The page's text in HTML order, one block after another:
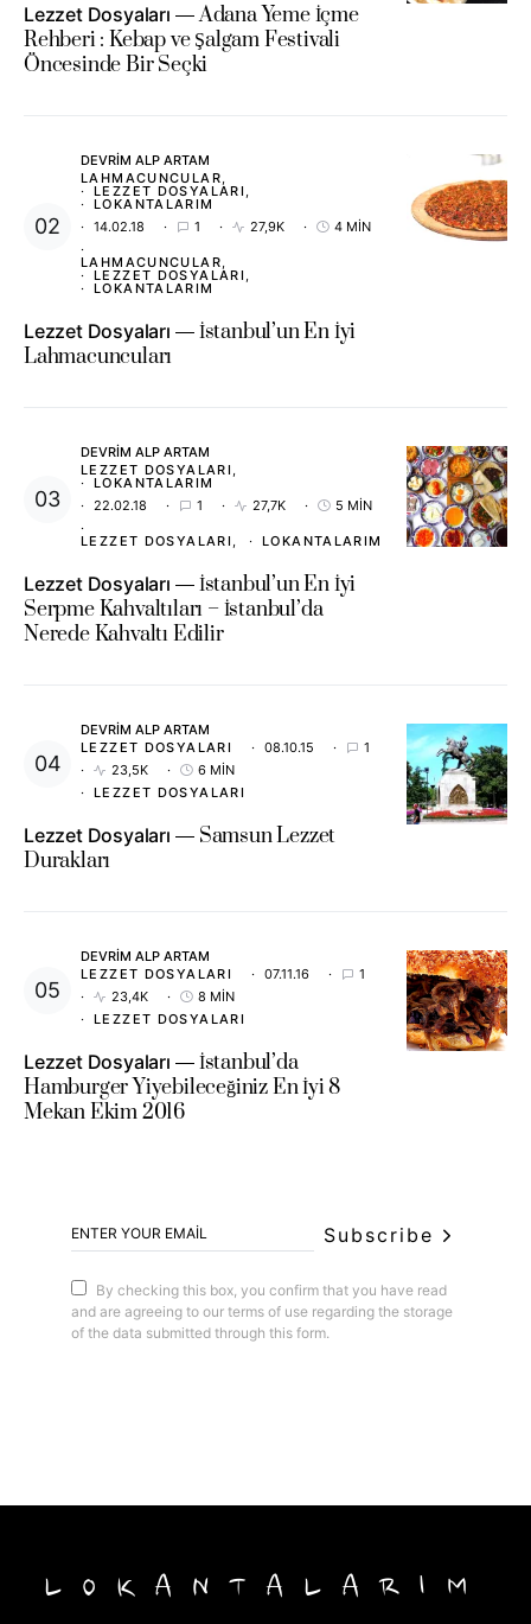
Lezzet Dosyaları
Adana Yeme İçme
Rehberi : Kebap ve Şalgam Festivali
Öncesinde Bir Seçki
DEVRIM ALP ARTAM
LAHMACUNCULAR
LEZZET DOSYALARI
LOKANTALARIM
14.02.18
1 27,9K 4 MIN
LAHMACUNCULAR
LEZZET DOSYALARI
LOKANTALARIM
Lezzet Dosyaları
İstanbul’un En İyi
Lahmacuncuları
DEVRIM ALP ARTAM
LEZZET DOSYALARI
LOKANTALARIM
22.02.18
1 27,7K 5 MIN
LEZZET DOSYALARI LOKANTALARIM
Lezzet Dosyaları
İstanbul’un En İyi
Serpme Kahvaltıları – İstanbul’da
Nerede Kahvaltı Edilir
DEVRIM ALP ARTAM
LEZZET DOSYALARI
08.10.15
1
23,5K
6 MIN
LEZZET DOSYALARI
Lezzet Dosyaları
Samsun Lezzet
Durakları
DEVRIM ALP ARTAM
LEZZET DOSYALARI
07.11.16
1
23,4K
8 MIN
LEZZET DOSYALARI
Lezzet Dosyaları
İstanbul’da
Hamburger Yiyebileceğiniz En İyi 8
Mekan Ekim 2016
Subscribe
By checking this box, you confirm that you have read
and are agreeing to our terms of use regarding the storage
of the data submitted through this form.
LOKANTALARIM